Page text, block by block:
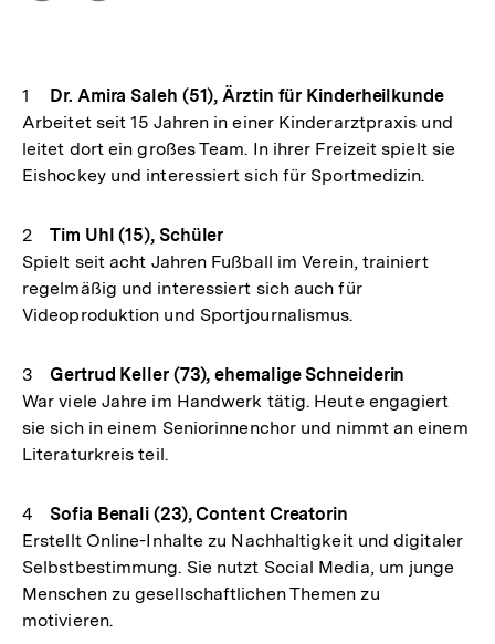
Dr. Amira Saleh (51), Ärztin für Kinderheilkunde
Arbeitet seit 15 Jahren in einer Kinderarztpraxis und
leitet dort ein großes Team. In ihrer Freizeit spielt sie
Eishockey und interessiert sich für Sportmedizin.
Tim Uhl (15), Schüler
Spielt seit acht Jahren Fußball im Verein, trainiert
regelmäßig und interessiert sich auch für
Videoproduktion und Sportjournalismus.
Gertrud Keller (73), ehemalige Schneiderin
War viele Jahre im Handwerk tätig. Heute engagiert
sie sich in einem Seniorinnenchor und nimmt an einem
Literaturkreis teil.
Sofia Benali (23), Content Creatorin
Erstellt Online-Inhalte zu Nachhaltigkeit und digitaler
Selbstbestimmung. Sie nutzt Social Media, um junge
Menschen zu gesellschaftlichen Themen zu
motivieren.